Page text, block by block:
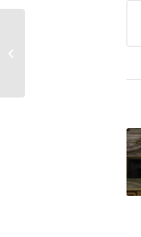
los niños coman verd...